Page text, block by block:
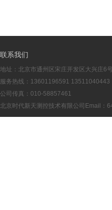
联系我们
地址：北京市通州区宋庄开发区大兴庄6号
服务热线：13601196591 13511040443
公司传真：010-58857461
北京时代新天测控技术有限公司Email：